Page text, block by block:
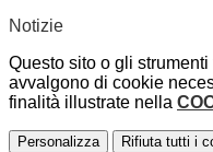
Notizie
Questo sito o gli
avvalgono di cookie
finalità illustrate nella
Personalizza Rifiuta tutti i